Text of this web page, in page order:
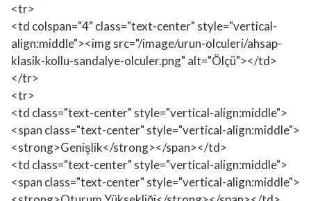
<tr>
<td colspan="4" class="text-center" style="vertical-
align:middle"><img src="/image/urun-olculeri/ahsap-
klasik-kollu-sandalye-olculer.png" alt="Ölçü"></td>
</tr>
<tr>
<td class="text-center" style="vertical-align:middle">
<span class="text-center" style="vertical-align:middle">
<strong>Genişlik</strong></span></td>
<td class="text-center" style="vertical-align:middle">
<span class="text-center" style="vertical-align:middle">